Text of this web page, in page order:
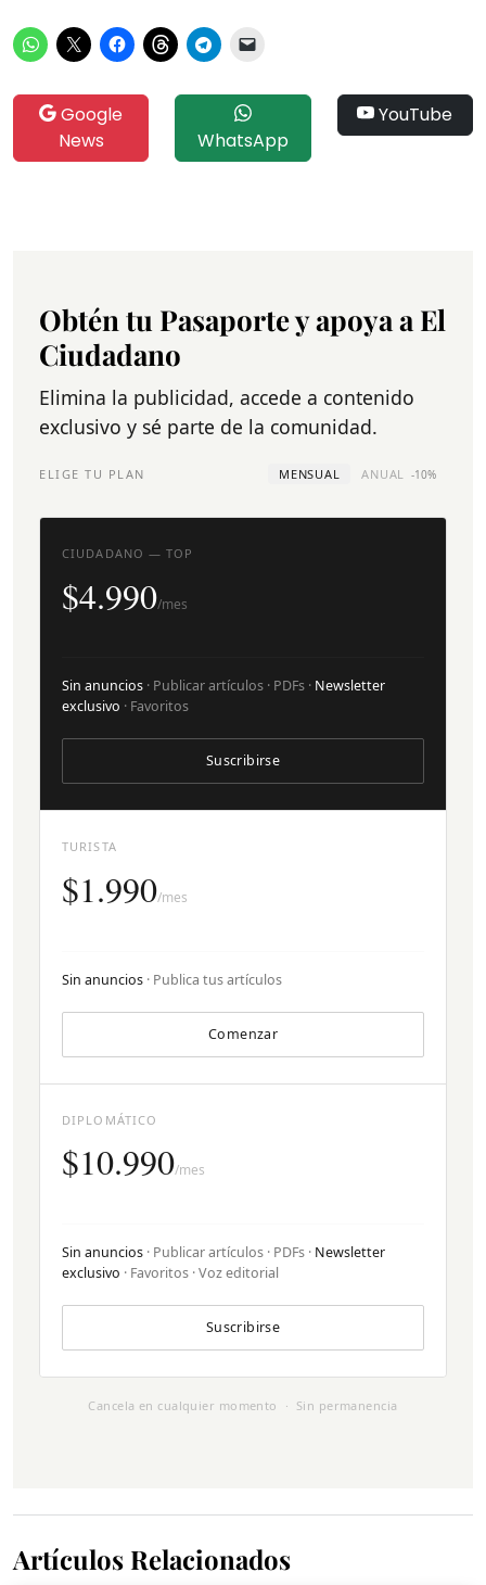
Google
News
WhatsApp
YouTube
Obtén tu Pasaporte y apoya a El
Ciudadano
Elimina la publicidad, accede a contenido
exclusivo y sé parte de la comunidad.
ELIGE TU PLAN MENSUAL ANUAL -10%
TURISTA
$1.990/mes
Sin anuncios · Publica tus artículos
Comenzar
CIUDADANO — TOP
$4.990/mes
Sin anuncios · Publicar artículos · PDFs · Newsletter
exclusivo · Favoritos
Suscribirse
DIPLOMÁTICO
$10.990/mes
Sin anuncios · Publicar artículos · PDFs · Newsletter
exclusivo · Favoritos · Voz editorial
Suscribirse
Cancela en cualquier momento · Sin permanencia
Artículos Relacionados